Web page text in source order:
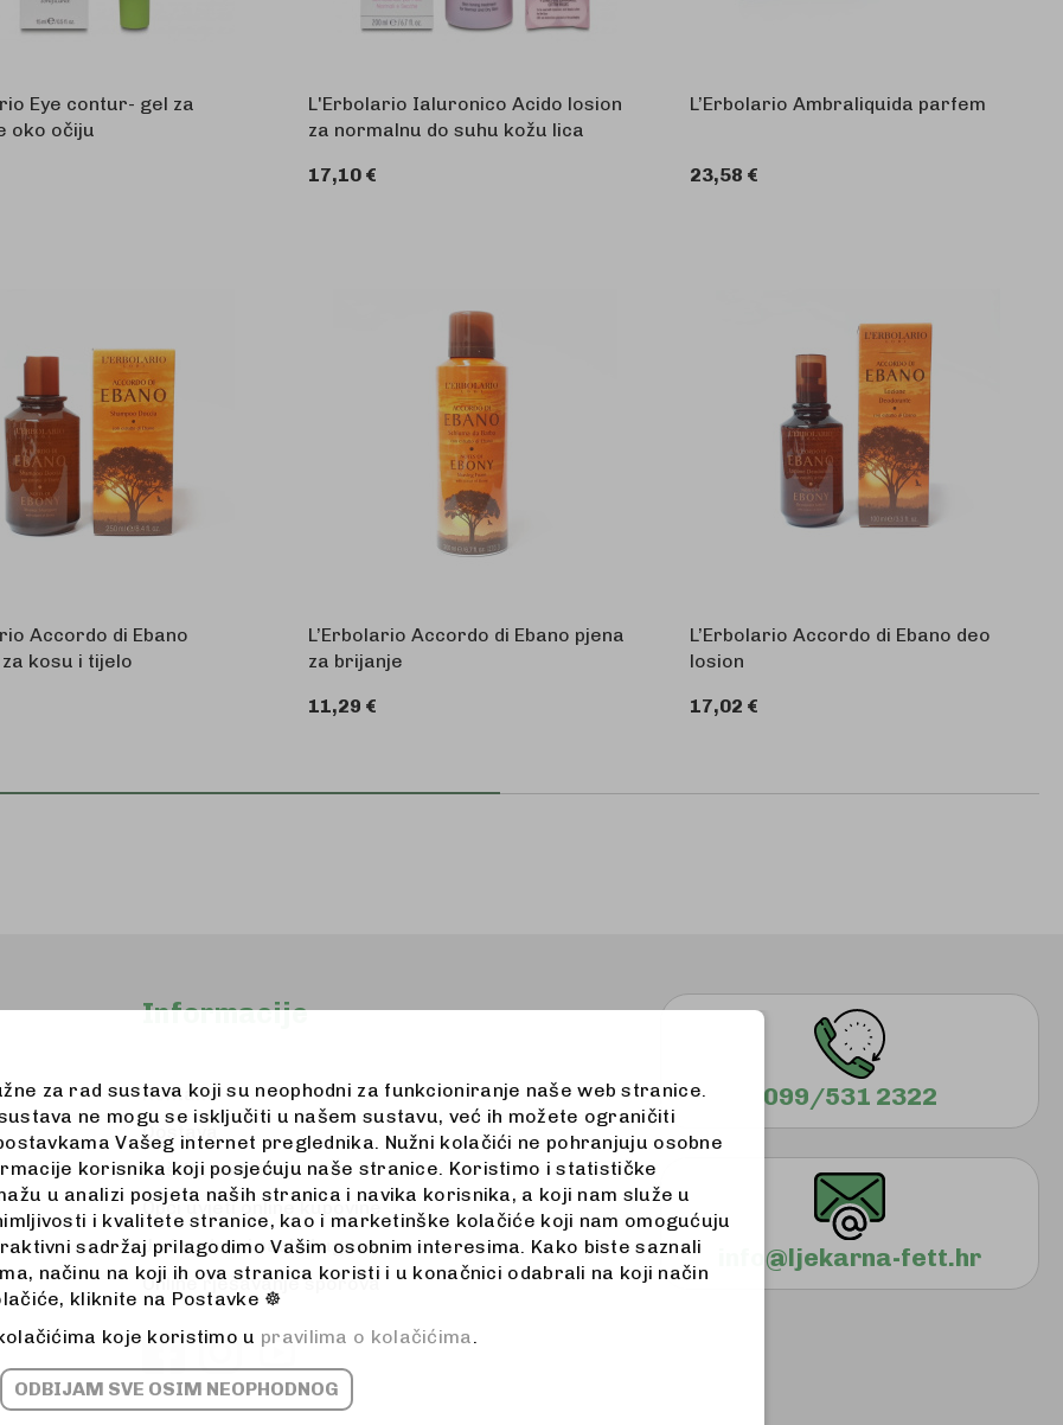
Eye contur- gel za
oko očiju
L'Erbolario Ialuronico Acido losion
za normalnu do suhu kožu lica
17,10 €
L’Erbolario Ambraliquida parfem
23,58 €
Accordo di Ebano
kosu i tijelo
L’Erbolario Accordo di Ebano pjena
za brijanje
11,29 €
L’Erbolario Accordo di Ebano deo
losion
17,02 €
Informacije
Kontakt
Dostava
Zaštita podataka
Opći uvjeti online kupovine
Jednostrani raskid ugovora
Online rješavanje sporova
099/531 2322
info@ljekarna-fett.hr
za rad sustava koji su neophodni za funkcioniranje naše web stranice.
ne mogu se isključiti u našem sustavu, već ih možete ograničiti
Vašeg internet preglednika. Nužni kolačići ne pohranjuju osobne
korisnika koji posjećuju naše stranice. Koristimo i statističke
u analizi posjeta naših stranica i navika korisnika, a koji nam služe u
i kvalitete stranice, kao i marketinške kolačiće koji nam omogućuju
sadržaj prilagodimo Vašim osobnim interesima. Kako biste saznali
načinu na koji ih ova stranica koristi i u konačnici odabrali na koji način
kliknite na Postavke ☸
koje koristimo u pravilima o kolačićima.
ODBIJAM SVE OSIM NEOPHODNOG